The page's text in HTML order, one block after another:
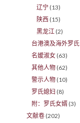
辽宁 (13)
陕西 (15)
黑龙江 (2)
台港澳及海外罗氏
名嫒淑女 (63)
其他人物 (62)
警示人物 (10)
罗氏媳妇 (8)
附：罗氏女婿 (3)
文献卷 (202)